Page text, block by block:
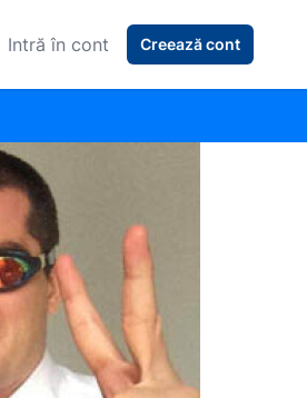
Intră în cont Creează cont